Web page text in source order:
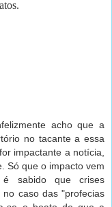
acho que a
no tacante a essa
impactante a notícia,
Só que o impacto vem
sabido que crises
caso das "profecias